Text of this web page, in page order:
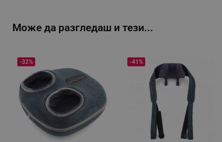
Може да разгледаш и тези...
-32% -41%